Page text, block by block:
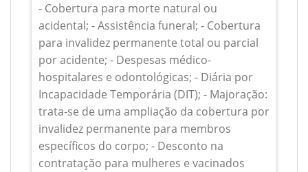
- Cobertura para morte natural ou
acidental; - Assistência funeral; - Cobertura
para invalidez permanente total ou parcial
por acidente; - Despesas médico-
hospitalares e odontológicas; - Diária por
Incapacidade Temporária (DIT); - Majoração:
trata-se de uma ampliação da cobertura por
invalidez permanente para membros
específicos do corpo; - Desconto na
contratação para mulheres e vacinados